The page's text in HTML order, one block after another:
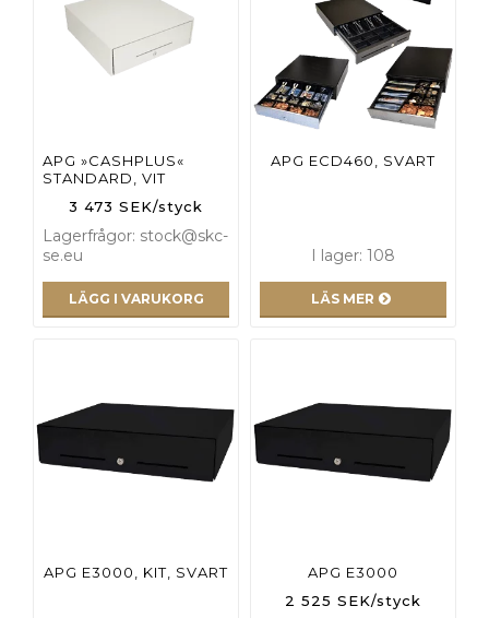
APG »CASHPLUS«
STANDARD, VIT
3 473 SEK/styck
Lagerfrågor: stock@skc-
se.eu
LÄGG I VARUKORG
APG ECD460, SVART
I lager: 108
LÄS MER
APG E3000, KIT, SVART
APG E3000
2 525 SEK/styck